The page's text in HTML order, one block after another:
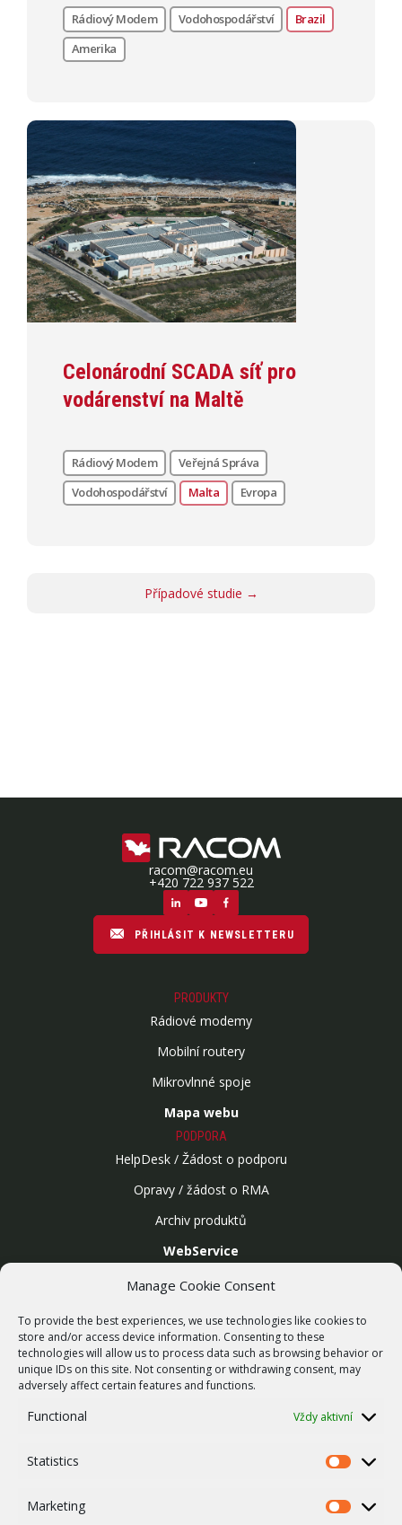
Manage Cookie Consent
To provide the best experiences, we use technologies like cookies to
store and/or access device information. Consenting to these
technologies will allow us to process data such as browsing behavior or
unique IDs on this site. Not consenting or withdrawing consent, may
adversely affect certain features and functions.
Functional Vždy aktivní
Statistics Statistics
Marketing Marketing
Rádiový Modem Vodohospodářství
Brazil
Amerika
Celonárodní SCADA síť pro
vodárenství na Maltě
Rádiový Modem
Veřejná Správa
Vodohospodářství
Malta Evropa
Případové studie →
racom@racom.eu
+420 722 937 522
PŘIHLÁSIT K NEWSLETTERU
PRODUKTY
Rádiové modemy
Mobilní routery
Mikrovlnné spoje
Mapa webu
PODPORA
HelpDesk / Žádost o podporu
Opravy / žádost o RMA
Archiv produktů
WebService
Bezdrátové sítě
Zakázková výroba
Report zranitelnosti
O NÁS